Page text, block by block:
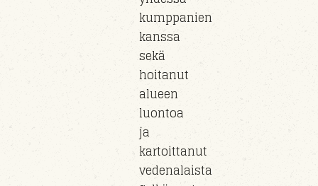
kumppanien
kanssa
sekä
hoitanut
alueen
luontoa
ja
kartoittanut
vedenalaista